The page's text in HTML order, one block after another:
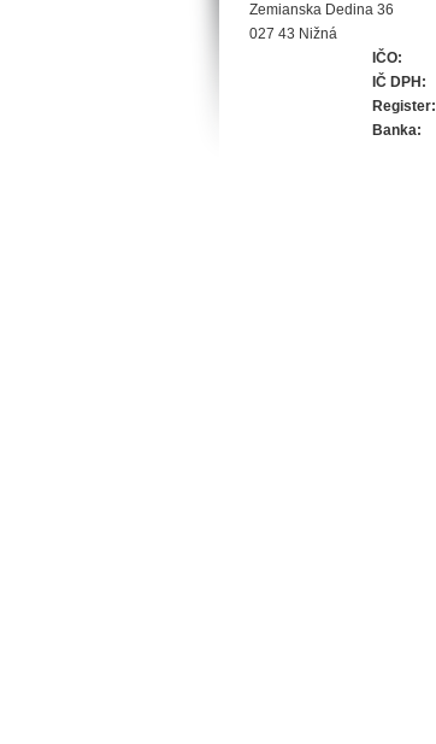
Zemianska Dedina 36
027 43 Nižná
IČO:
IČ DPH:
Register:
Banka: